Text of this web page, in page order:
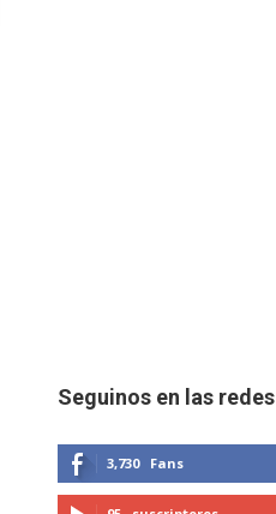
Seguinos en las redes
3,730 Fans